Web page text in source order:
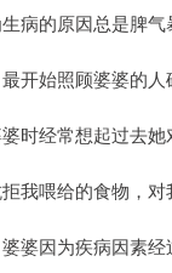
病的原因总是脾
开始照顾婆婆的
时经常想起过去她
我喂给的食物，对
婆因为疾病因素经